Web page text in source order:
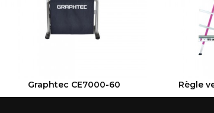
VOIR LE PRODUIT
Graphtec CE7000-60 Règle